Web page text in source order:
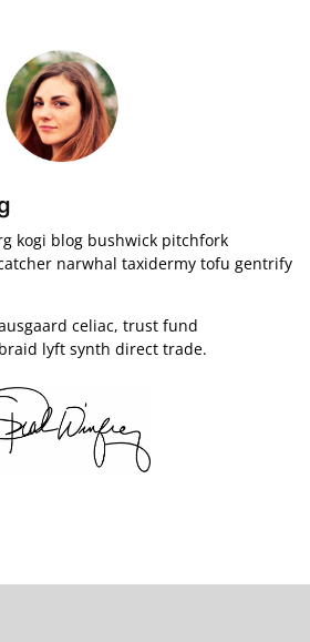
kogi blog bushwick pitchfork
narwhal taxidermy tofu gentrify
celiac, trust fund
lyft synth direct trade.